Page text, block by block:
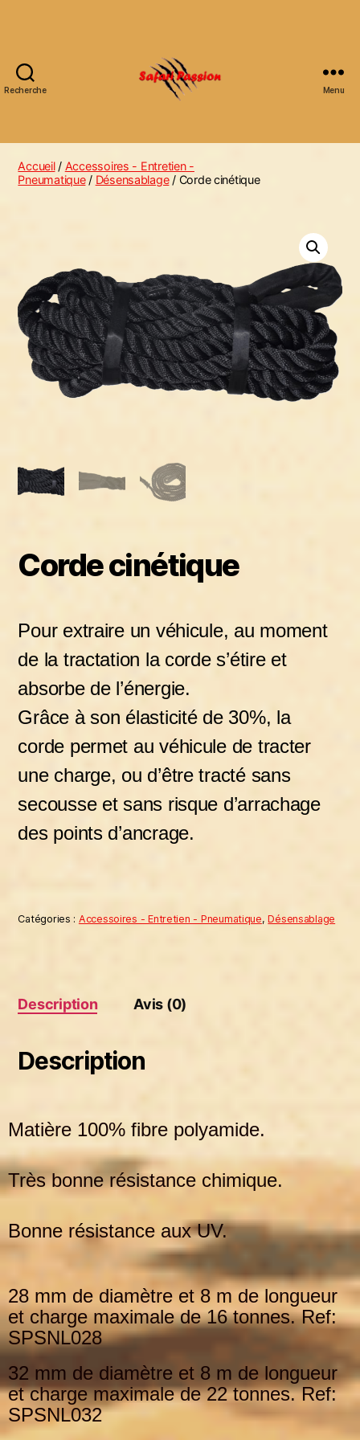
Recherche Menu
Accueil/ Accessoires - Entretien -
Pneumatique/ Désensablage/ Corde cinétique
Corde cinétique
Pour extraire un véhicule, au moment
de la tractation la corde s’étire et
absorbe de l’énergie.
Grâce à son élasticité de 30%, la
corde permet au véhicule de tracter
une charge, ou d’être tracté sans
secousse et sans risque d’arrachage
des points d’ancrage.
Catégories : Accessoires - Entretien - Pneumatique,Désensablage
Description Avis (0)
Description
Matière 100% fibre polyamide.
Très bonne résistance chimique.
Bonne résistance aux UV.
28 mm de diamètre et 8 m de longueur
et charge maximale de 16 tonnes. Ref:
SPSNL028
32 mm de diamètre et 8 m de longueur
et charge maximale de 22 tonnes. Ref:
SPSNL032